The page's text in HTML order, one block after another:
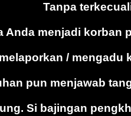
Tanpa
Anda menjadi korban
/ mengadu
pun menjawab
Si bajingan